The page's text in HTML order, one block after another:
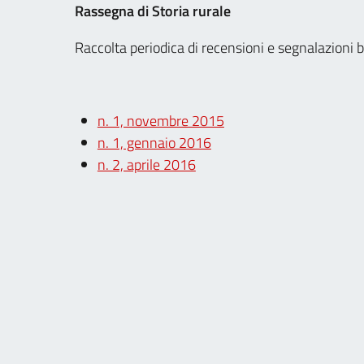
Rassegna di Storia rurale
Raccolta periodica di recensioni e segnalazioni
n. 1, novembre 2015
n. 1, gennaio 2016
n. 2, aprile 2016